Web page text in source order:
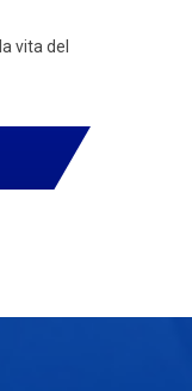
vita del